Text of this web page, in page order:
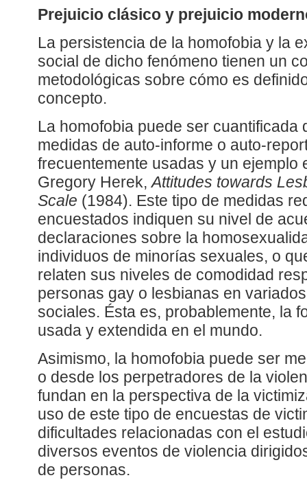
Prejuicio clásico y prejuicio
La persistencia de la homofobia y la
social de dicho fenómeno tienen un
metodológicas sobre cómo es
concepto.
La homofobia puede ser cuantificada
medidas de auto-informe o auto-
frecuentemente usadas y un ejemplo
Gregory Herek,Attitudes towards
Scale (1984). Este tipo de medidas
encuestados indiquen su nivel de
declaraciones sobre la
individuos de minorías sexuales, o
relaten sus niveles de comodidad
personas gay o lesbianas en
sociales. Ésta es, probablemente, la
usada y extendida en el mundo.
Asimismo, la homofobia puede ser
o desde los perpetradores de la
fundan en la perspectiva de la
uso de este tipo de encuestas de
dificultades relacionadas con el
diversos eventos de violencia
de personas.